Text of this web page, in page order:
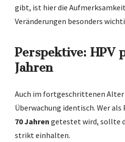
gibt, ist hier die
Veränderungen besonders
Perspektive: HPV
Jahren
Auch im fortgeschrittenen
Überwachung identisch. Wer
70 Jahren getestet wird, sollte
strikt einhalten.